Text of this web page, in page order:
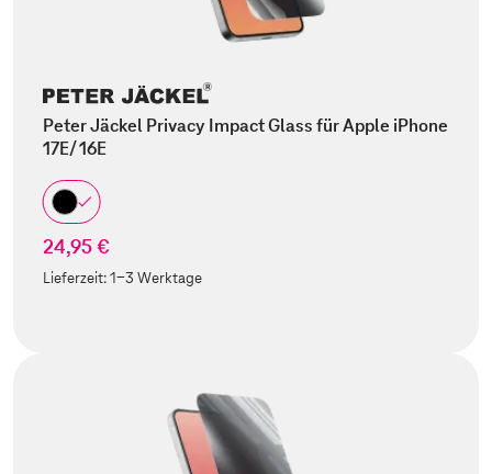
Peter Jäckel Privacy Impact Glass für Apple iPhone
17E/ 16E
24,95 €
Lieferzeit:1-3 Werktage